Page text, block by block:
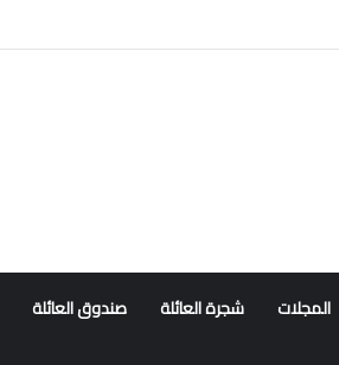
المجلات شجرة العائلة صندوق العائلة